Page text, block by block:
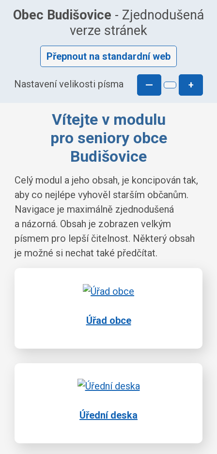
Obec Budišovice - Zjednodušená
verze stránek
Přepnout na standardní web
Nastavení velikosti písma — +
Vítejte v modulu
pro seniory obce
Budišovice
Celý modul a jeho obsah, je koncipován tak,
aby co nejlépe vyhověl starším občanům.
Navigace je maximálně zjednodušená
a názorná. Obsah je zobrazen velkým
písmem pro lepší čitelnost. Některý obsah
je možné si nechat také předčítat.
Úřad obce
Úřední deska